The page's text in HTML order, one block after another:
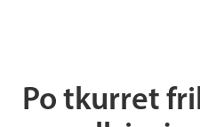
Po tkurret